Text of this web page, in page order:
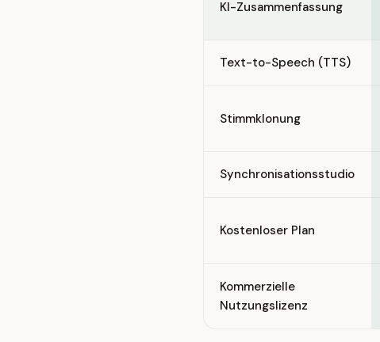
KI-Zusammenfassung
Text-to-Speech (TTS)
Stimmklonung
Synchronisationsstudio
Kostenloser Plan
Kommerzielle
Nutzungslizenz